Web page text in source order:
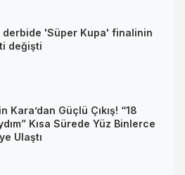
derbide 'Süper Kupa' finalinin
değişti
Kara’dan Güçlü Çıkış! “18
Kısa Sürede Yüz Binlerce
Ulaştı